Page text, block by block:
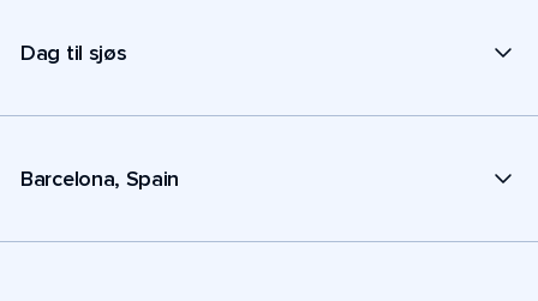
Dag til sjøs
Barcelona, Spain